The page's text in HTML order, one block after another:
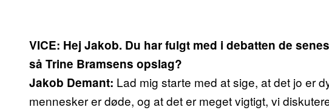
VICE: Hej Jakob. Du har fulgt med i debatten de
så Trine Bramsens opslag?
Jakob Demant: Lad mig starte med at sige, at det jo er
mennesker er døde, og at det er meget vigtigt, vi